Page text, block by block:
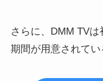
さらに、DMM TV
期間が用意されてい